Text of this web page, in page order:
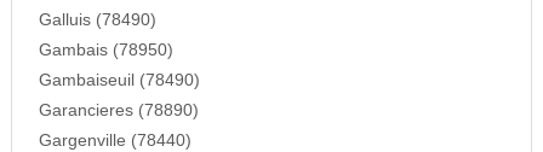
Galluis (78490)
Gambais (78950)
Gambaiseuil (78490)
Garancieres (78890)
Gargenville (78440)